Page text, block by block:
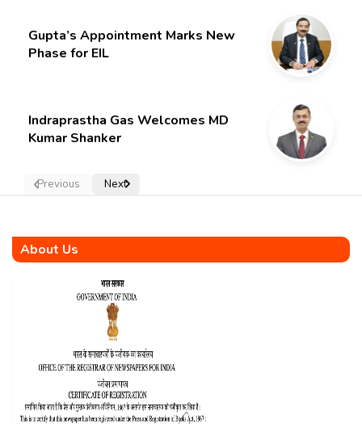
Gupta’s Appointment Marks New
Phase for EIL
Indraprastha Gas Welcomes MD
Kumar Shanker
Previous Next
About Us